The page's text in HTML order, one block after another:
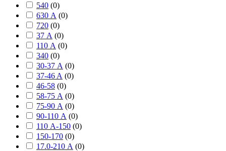
540 (0)
630 А (0)
720 (0)
37 А (0)
110 А (0)
340 (0)
30-37 А (0)
37-46 A (0)
46-58 (0)
58-75 А (0)
75-90 А (0)
90-110 А (0)
110 А-150 (0)
150-170 (0)
17.0-210 А (0)